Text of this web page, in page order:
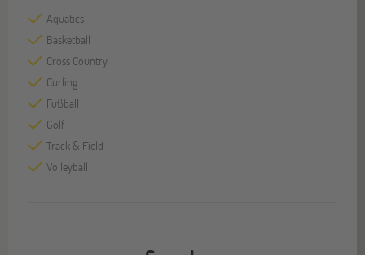
Aquatics
Basketball
Cross Country
Curling
Fußball
Golf
Track & Field
Volleyball